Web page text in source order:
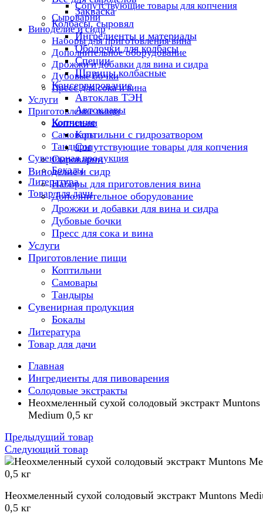
Сопутствующие товары для копчения
Сыроварни
Виноделие и сидр
Наборы для приготовления вина
Дополнительное оборудование
Дрожжи и добавки для вина и сидра
Дубовые бочки
Пресс для сока и вина
Услуги
Приготовление пищи
Коптильни
Самовары
Тандыры
Сувенирная продукция
Бокалы
Литература
Товар для дачи
Закваска
Колбасы, сыровял
Ингредиенты и материалы
Оболочки для колбасы
Специи
Шприцы колбасные
Консервирование
Автоклав ТЭН
Автоклавы
Копчение
Коптильни с гидрозатвором
Сопутствующие товары для копчения
Сыроварни
Виноделие и сидр
Наборы для приготовления вина
Дополнительное оборудование
Дрожжи и добавки для вина и сидра
Дубовые бочки
Пресс для сока и вина
Услуги
Приготовление пищи
Коптильни
Самовары
Тандыры
Сувенирная продукция
Бокалы
Литература
Товар для дачи
Главная
Ингредиенты для пивоварения
Солодовые экстракты
Неохмеленный сухой солодовый экстракт Muntons
Medium 0,5 кг
Предыдущий товар
Следующий товар
Неохмеленный сухой солодовый экстракт Muntons
0,5 кг